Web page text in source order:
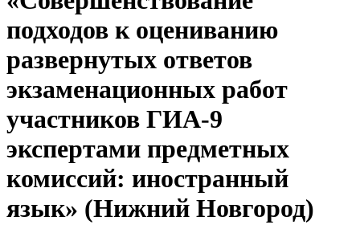
подходов к оцениванию
развернутых ответов
экзаменационных работ
участников ГИА-9
экспертами предметных
комиссий: иностранный
язык» (Нижний Новгород)